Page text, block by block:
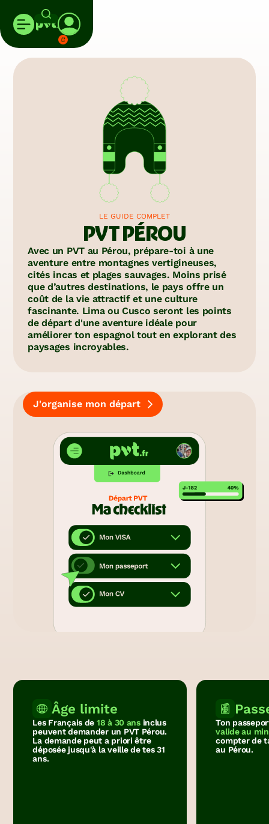
LE GUIDE COMPLET
PVT PÉROU
Avec un PVT au Pérou, prépare-toi à une
aventure entre montagnes vertigineuses,
cités incas et plages sauvages. Moins prisé
que d’autres destinations, le pays offre un
coût de la vie attractif et une culture
fascinante. Lima ou Cusco seront les points
de départ d'une aventure idéale pour
améliorer ton espagnol tout en explorant des
paysages incroyables.
J'organise mon départ
Âge limite
Les Français de 18 à 30 ansinclus
peuvent demander un PVT Pérou.
La demande peut a priori être
déposée jusqu'à la veille de tes 31
ans.
Ton
valide au
compter de
au Pérou.